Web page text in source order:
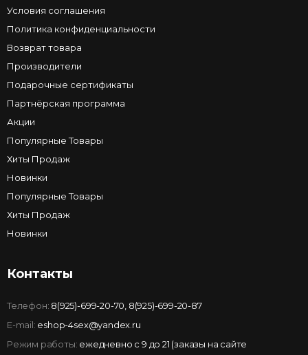
Условия соглашения
Политика конфиденциальности
Возврат товара
Производители
Подарочные сертификаты
Партнёрская программа
Акции
Популярные Товары
Хиты Продаж
Новинки
Популярные Товары
Хиты Продаж
Новинки
Контакты
Телефон: 8(925)-699-20-70 8(925)-699-20-87
E-mail: eshop-4sex@yandex.ru
Режим работы: ежедневно с 9 до 21 (заказы на сайте